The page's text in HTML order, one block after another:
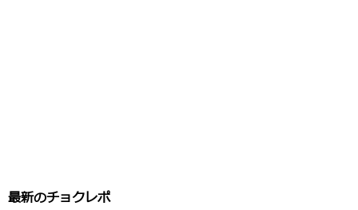
最新のチョクレポ